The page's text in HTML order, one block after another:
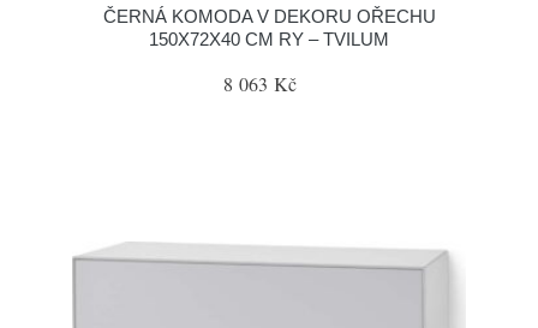
ČERNÁ KOMODA V DEKORU OŘECHU
150X72X40 CM RY – TVILUM
8 063 Kč